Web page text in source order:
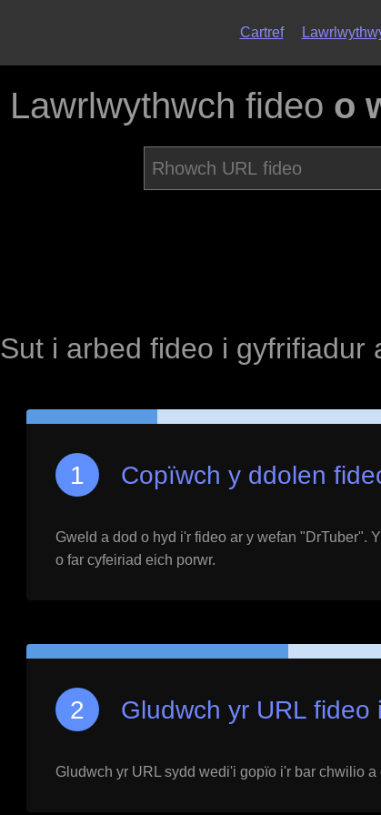
Cartref
Lawrlwythwch fideo o
Sut i arbed fideo i gyfrifiadur
Copïwch y ddolen
Gweld a dod o hyd i'r fideo ar y wefan "DrTuber".
o far cyfeiriad eich porwr.
Gludwch yr URL fideo
Gludwch yr URL sydd wedi'i gopïo i'r bar chwilio